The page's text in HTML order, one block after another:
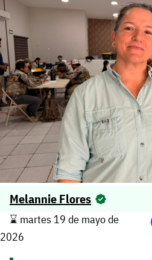
Melannie Flores
⌛️ martes 19 de mayo de
2026